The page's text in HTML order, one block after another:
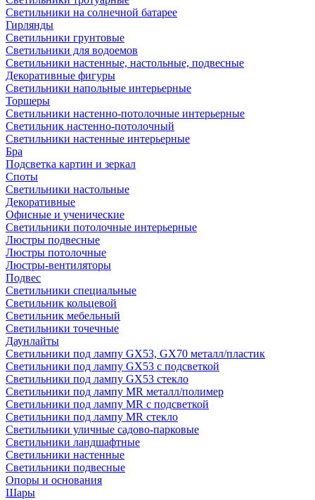
Светильники на солнечной батарее
Гирлянды
Светильники грунтовые
Светильники для водоемов
Светильники настенные, настольные, подвесные
Декоративные фигуры
Светильники напольные интерьерные
Торшеры
Светильники настенно-потолочные интерьерные
Светильник настенно-потолочный
Светильники настенные интерьерные
Бра
Подсветка картин и зеркал
Споты
Светильники настольные
Декоративные
Офисные и ученические
Светильники потолочные интерьерные
Люстры подвесные
Люстры потолочные
Люстры-вентиляторы
Подвес
Светильники специальные
Светильник кольцевой
Светильник мебельный
Светильники точечные
Даунлайты
Светильники под лампу GX53, GX70 металл/пластик
Светильники под лампу GX53 с подсветкой
Светильники под лампу GX53 стекло
Светильники под лампу MR металл/полимер
Светильники под лампу MR с подсветкой
Светильники под лампу MR стекло
Светильники уличные садово-парковые
Светильники ландшафтные
Светильники настенные
Светильники подвесные
Опоры и основания
Шары